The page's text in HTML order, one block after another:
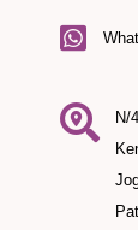
N/